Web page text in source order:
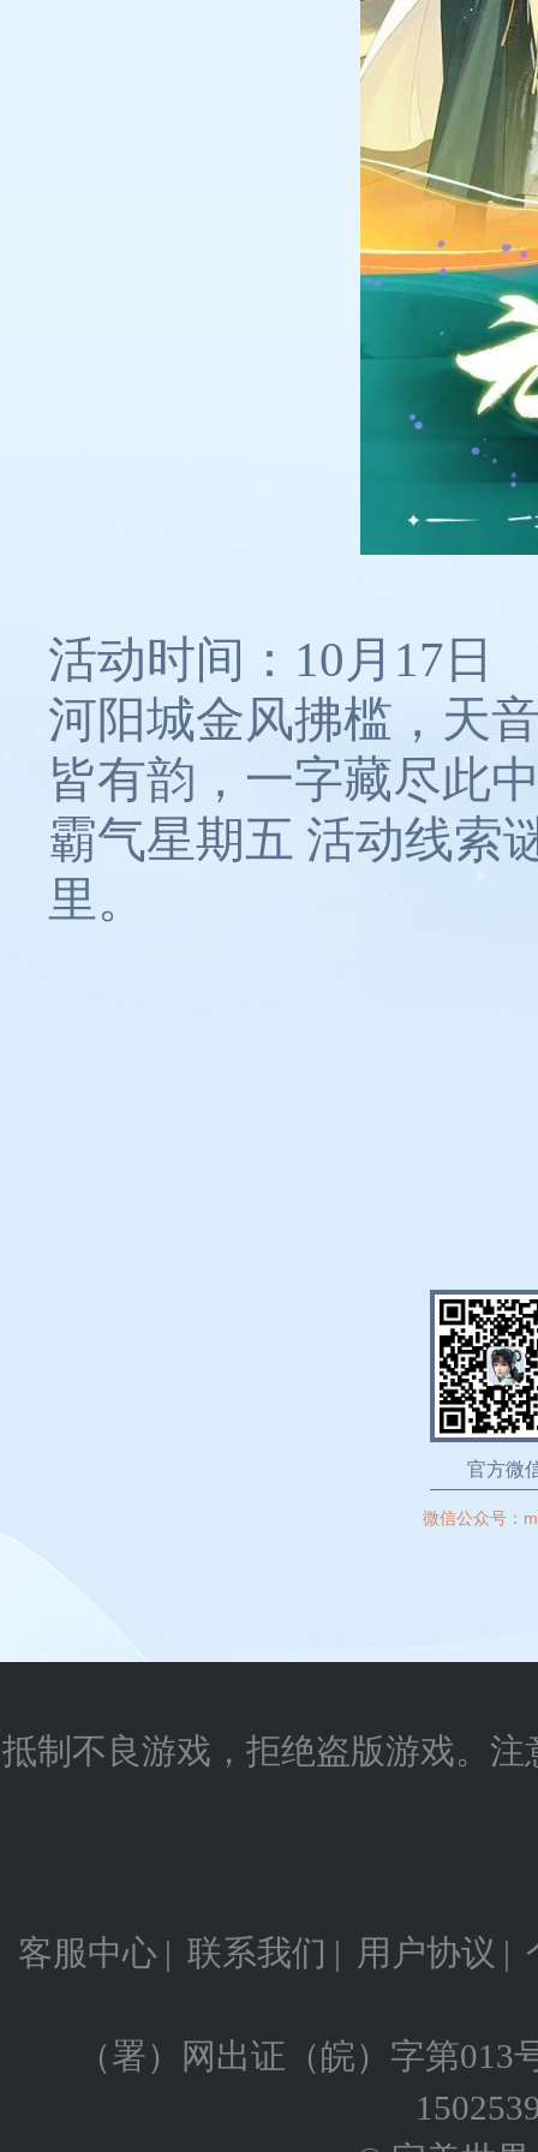
活动时间：10月17日
河阳城金风拂槛，天
皆有韵，一字藏尽此
霸气星期五 活动线索
里。
官方微
微信公众号：
抵制不良游戏，拒绝盗版游戏。
客服中心 | 联系我们 | 用户协议 |
（署）网出证（皖）字第013